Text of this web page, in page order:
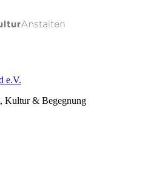
e.V.
Kultur & Begegnung